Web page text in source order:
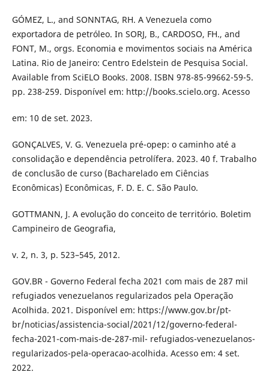
GÓMEZ, L., and SONNTAG, RH. A Venezuela como
exportadora de petróleo. In SORJ, B., CARDOSO, FH., and
FONT, M., orgs. Economia e movimentos sociais na América
Latina. Rio de Janeiro: Centro Edelstein de Pesquisa Social.
Available from SciELO Books. 2008. ISBN 978-85-99662-59-5.
pp. 238-259. Disponível em: http://books.scielo.org. Acesso
em: 10 de set. 2023.
GONÇALVES, V. G. Venezuela pré-opep: o caminho até a
consolidação e dependência petrolífera. 2023. 40 f. Trabalho
de conclusão de curso (Bacharelado em Ciências
Econômicas) Econômicas, F. D. E. C. São Paulo.
GOTTMANN, J. A evolução do conceito de território. Boletim
Campineiro de Geografia,
v. 2, n. 3, p. 523–545, 2012.
GOV.BR - Governo Federal fecha 2021 com mais de 287 mil
refugiados venezuelanos regularizados pela Operação
Acolhida. 2021. Disponível em: https://www.gov.br/pt-
br/noticias/assistencia-social/2021/12/governo-federal-
fecha-2021-com-mais-de-287-mil- refugiados-venezuelanos-
regularizados-pela-operacao-acolhida. Acesso em: 4 set.
2022.